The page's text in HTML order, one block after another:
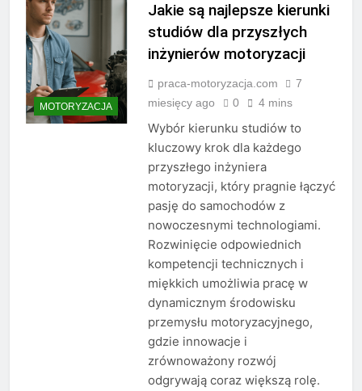
MOTORYZACJA
Jakie są najlepsze kierunki
studiów dla przyszłych
inżynierów motoryzacji
praca-motoryzacja.com
7
miesięcy ago
0 4 mins
Wybór kierunku studiów to
kluczowy krok dla każdego
przyszłego inżyniera
motoryzacji, który pragnie łączyć
pasję do samochodów z
nowoczesnymi technologiami.
Rozwinięcie odpowiednich
kompetencji technicznych i
miękkich umożliwia pracę w
dynamicznym środowisku
przemysłu motoryzacyjnego,
gdzie innowacje i
zrównoważony rozwój
odgrywają coraz większą rolę.